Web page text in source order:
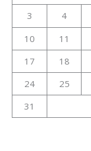
3
4
10
11
17
18
24
25
31